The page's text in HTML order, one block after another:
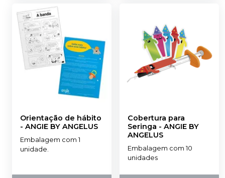
Orientação de hábito
- ANGIE BY ANGELUS
Embalagem com 1
unidade.
Cobertura para
Seringa - ANGIE BY
ANGELUS
Embalagem com 10
unidades